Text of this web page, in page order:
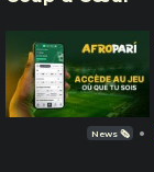
News 🗞️